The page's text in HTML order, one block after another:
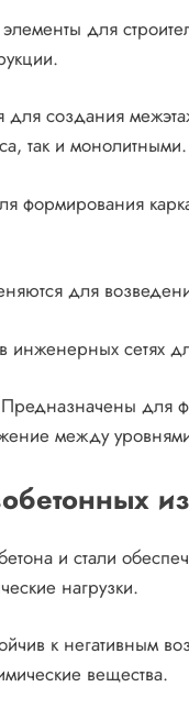
для
создания
так и монолитными.
формирования
для
сетях
для
между
и стали
нагрузки.
к негативным
вещества.